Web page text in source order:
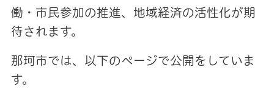
働・市民参加の推進、地域経済の活性化が期
待されます。
那珂市では、以下のページで公開をしていま
す。